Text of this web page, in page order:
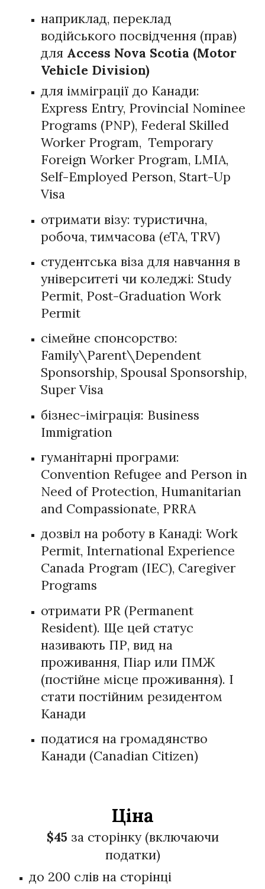
наприклад, переклад
водійського посвідчення (прав)
для Access Nova Scotia (Motor
Vehicle Division)
для імміграції до Канади:
Express Entry, Provincial Nominee
Programs (PNP), Federal Skilled
Worker Program, Temporary
Foreign Worker Program, LMIA,
Self-Employed Person, Start-Up
Visa
отримати візу: туристична,
робоча, тимчасова (eTA, TRV)
студентська віза для навчання в
університеті чи коледжі: Study
Permit, Post-Graduation Work
Permit
сімейне спонсорство:
Family\Parent\Dependent
Sponsorship, Spousal Sponsorship,
Super Visa
бізнес-іміграція: Business
Immigration
гуманітарні програми:
Convention Refugee and Person in
Need of Protection, Humanitarian
and Compassionate, PRRA
дозвіл на роботу в Канаді: Work
Permit, International Experience
Canada Program (IEC), Caregiver
Programs
отримати PR (Permanent
Resident). Ще цей статус
називають ПР, вид на
проживання, Піар или ПМЖ
(постійне місце проживання). І
стати постійним резидентом
Канади
податися на громадянство
Канади (Canadian Citizen)
Ціна
$45за сторінку (включаючи
податки)
до 200 слів на сторінці